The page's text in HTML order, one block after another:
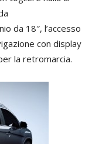
da 18″, l’accesso
con display
la retromarcia.